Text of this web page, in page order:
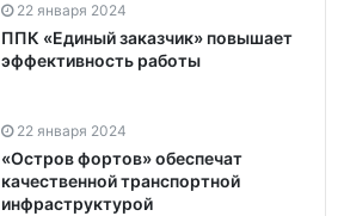
22 января 2024
ППК «Единый заказчик» повышает
эффективность работы
22 января 2024
«Остров фортов» обеспечат
качественной транспортной
инфраструктурой